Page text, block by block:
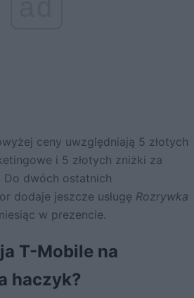
ceny uwzględniają 5 złotych
i 5 złotych zniżki za
dwóch ostatnich
dodaje jeszcze usługę Rozrywka
w prezencie.
T-Mobile na
haczyk?